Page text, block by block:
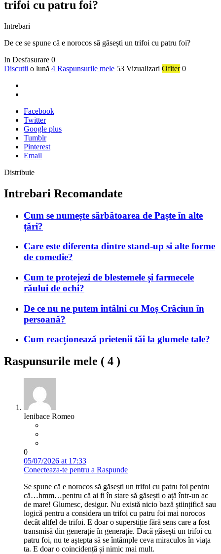
trifoi cu patru foi?
Intrebari
De ce se spune că e norocos să găsești un trifoi cu patru foi?
In Desfasurare 0
Discutii o lună 4 Raspunsurile mele 53 Vizualizari Ofiter 0
Facebook
Twitter
Google plus
Tumblr
Pinterest
Email
Distribuie
Intrebari Recomandate
Cum se numește sărbătoarea de Paște în alte
țări?
Care este diferenta dintre stand-up si alte forme
de comedie?
Cum te protejezi de blestemele și farmecele
răului de ochi?
De ce nu ne putem întâlni cu Moș Crăciun în
persoană?
Cum reacționează prietenii tăi la glumele tale?
Raspunsurile mele ( 4 )
Ienibace Romeo
0
05/07/2026 at 17:33
Conecteaza-te pentru a Raspunde
Se spune că e norocos să găsești un trifoi cu patru foi pentru
că…hmm…pentru că ai fi în stare să găsești o ață într-un ac
de mare! Glumesc, desigur. Nu există nicio bază științifică sau
logică pentru a considera un trifoi cu patru foi mai norocos
decât altfel de trifoi. E doar o superstiție fără sens care a fost
transmisă din generație în generație. Dacă găsești un trifoi cu
patru foi, nu te aștepta să se întâmple ceva miraculos în viața
ta. E doar o coincidență și nimic mai mult.